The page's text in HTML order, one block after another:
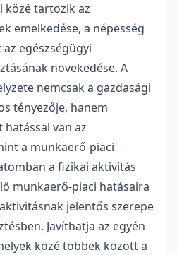
közé tartozik az
emelkedése, a népesség
egészségügyi
növekedése. A
nemcsak a gazdasági
tényezője, hanem
van az
a munkaerő-piaci
a fizikai aktivitás
munkaerő-piaci hatásaira
jelentős szerepe
Javíthatja az egyén
közé többek között a